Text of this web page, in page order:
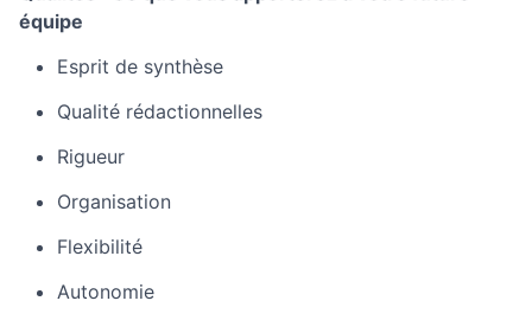
équipe
Esprit de synthèse
Qualité rédactionnelles
Rigueur
Organisation
Flexibilité
Autonomie